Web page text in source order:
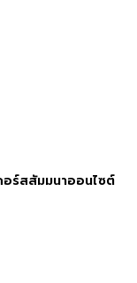
อร์สสัมมนาออนไซต์